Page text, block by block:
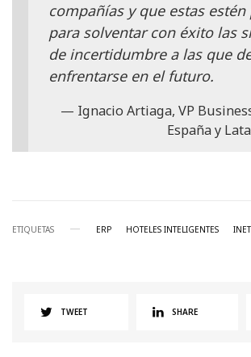
compañías y que estas
para solventar con éxito las
de incertidumbre a las que
enfrentarse en el futuro.
Ignacio Artiaga, VP
España y
ETIQUETAS ERP HOTELES INTELIGENTES
TWEET SHARE